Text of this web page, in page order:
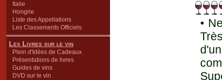
Italie
Hongrie
Liste des Appellations
Les Classements Officiels
Les Livres sur le vin
Plein d'Idées de Cadeaux
Présentations de livres
Guides de vins
DVD sur le vin
•